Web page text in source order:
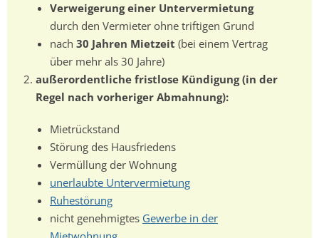
Verweigerung einer Untervermietung
durch den Vermieter ohne triftigen Grund
nach 30 Jahren Mietzeit (bei einem Vertrag
über mehr als 30 Jahre)
außerordentliche fristlose Kündigung (in der
Regel nach vorheriger Abmahnung):
Mietrückstand
Störung des Hausfriedens
Vermüllung der Wohnung
unerlaubte Untervermietung
Ruhestörung
nicht genehmigtes Gewerbe in der